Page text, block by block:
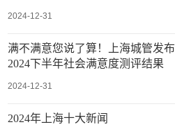
2024-12-31
满不满意您说了算！上海城管发布
2024下半年社会满意度测评结果
2024-12-31
2024年上海十大新闻